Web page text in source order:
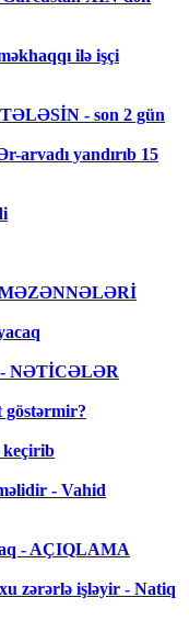
ilə işçi
TƏLƏSİN - son 2 gün
arvadı yandırıb 15
MƏZƏNNƏLƏRİ
- NƏTİCƏLƏR
göstərmir?
keçirib
- Vahid
- AÇIQLAMA
zərərlə işləyir - Natiq